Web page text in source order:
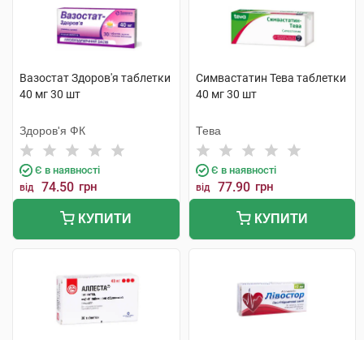
Вазостат Здоров'я таблетки
40 мг 30 шт
Здоров'я ФК
Є в наявності
від 74.50 грн
КУПИТИ
Симвастатин Тева таблетки
40 мг 30 шт
Тева
Є в наявності
від 77.90 грн
КУПИТИ